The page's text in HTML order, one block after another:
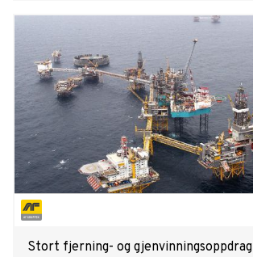
Stort fjerning- og gjenvinningsoppdrag